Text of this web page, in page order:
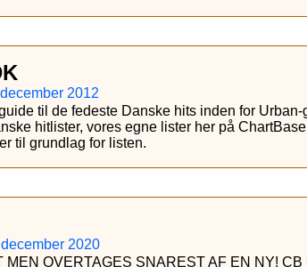
2012
til de fedeste Danske hits inden for Urban-
hitlister, vores egne lister her på
til grundlag for listen.
2020
MEN OVERTAGES SNAREST AF EN NY! CB